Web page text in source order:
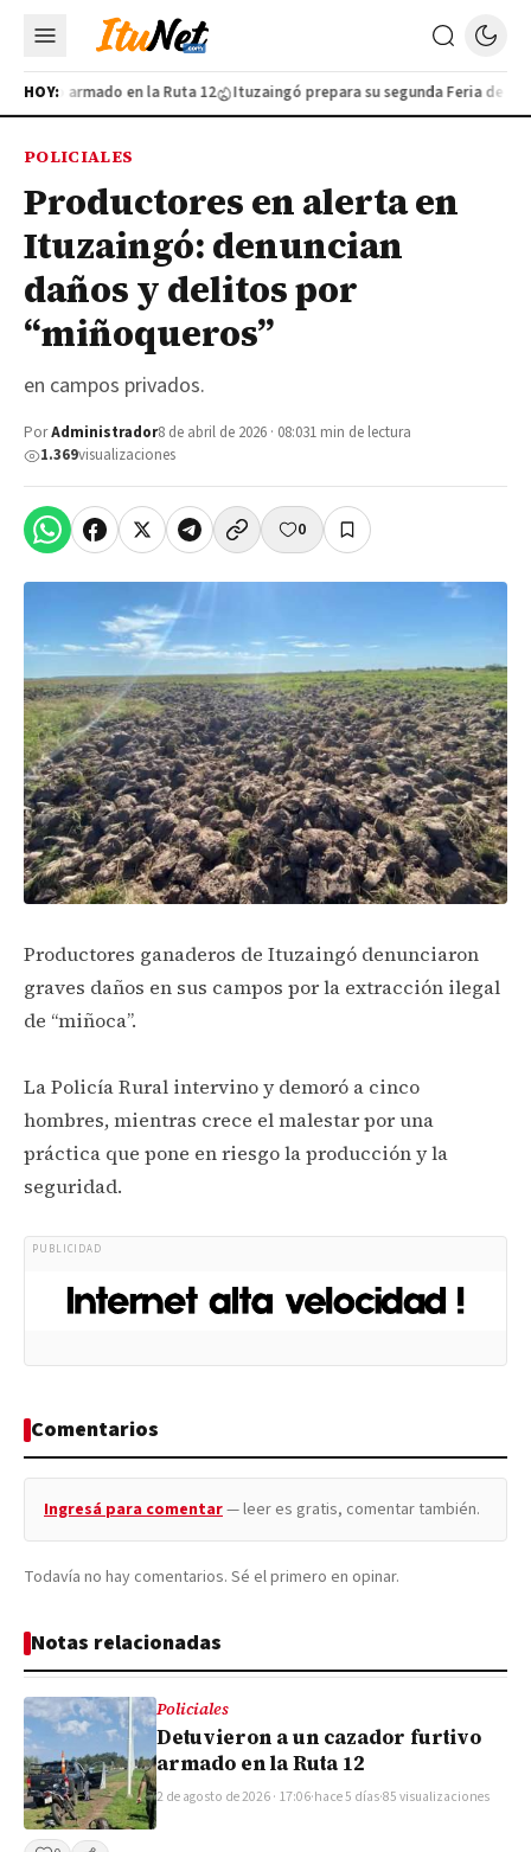
HOY:armado en la Ruta 12 Ituzaingó prepara su segunda Feria de
POLICIALES
Productores en alerta en
Ituzaingó: denuncian
daños y delitos por
“miñoqueros”
en campos privados.
PorAdministrador8 de abril de 2026 · 08:031 min de lectura
1.369visualizaciones
0
Productores ganaderos de Ituzaingó denunciaron
graves daños en sus campos por la extracción ilegal
de “miñoca”.
La Policía Rural intervino y demoró a cinco
hombres, mientras crece el malestar por una
práctica que pone en riesgo la producción y la
seguridad.
PUBLICIDAD
Comentarios
Ingresá para comentar— leer es gratis, comentar también.
Todavía no hay comentarios. Sé el primero en opinar.
Notas relacionadas
Policiales
Detuvieron a un cazador furtivo
armado en la Ruta 12
2 de agosto de 2026 · 17:06·hace 5 días·85 visualizaciones